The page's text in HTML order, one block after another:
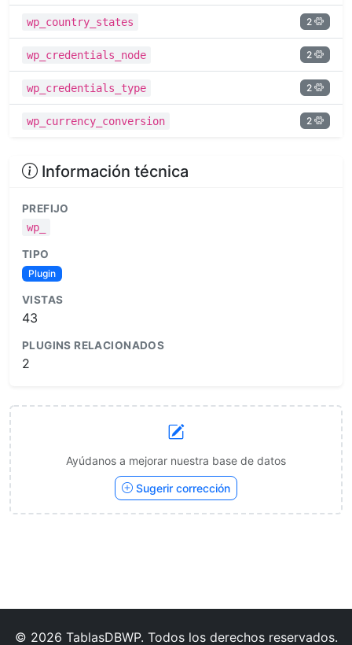
wp_country_states 2
wp_credentials_node 2
wp_credentials_type 2
wp_currency_conversion 2
Información técnica
PREFIJO
wp_
TIPO
Plugin
VISTAS
43
PLUGINS RELACIONADOS
2
Ayúdanos a mejorar nuestra base de datos
Sugerir corrección
© 2026 TablasDBWP. Todos los derechos reservados.